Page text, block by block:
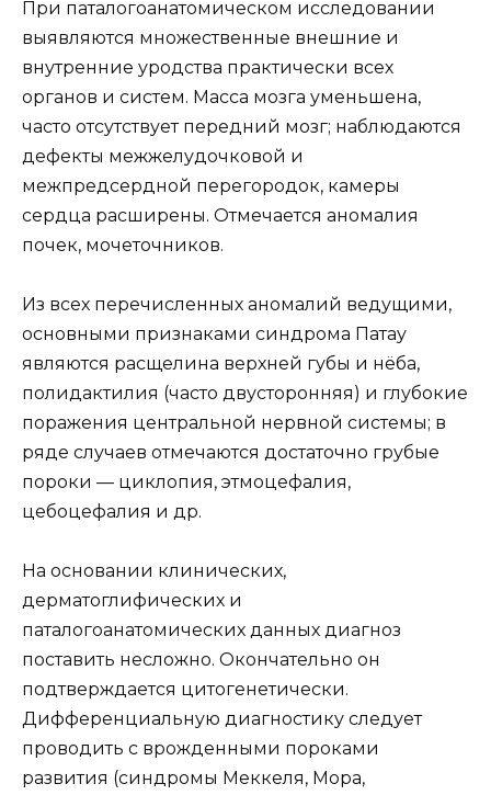
При паталогоанатомическом исследовании
выявляются множественные внешние и
внутренние уродства практически всех
органов и систем. Масса мозга уменьшена,
часто отсутствует передний мозг; наблюдаются
дефекты межжелудочковой и
межпредсердной перегородок, камеры
сердца расширены. Отмечается аномалия
почек, мочеточников.
Из всех перечисленных аномалий ведущими,
основными признаками синдрома Патау
являются расщелина верхней губы и нёба,
полидактилия (часто двусторонняя) и глубокие
поражения центральной нервной системы; в
ряде случаев отмечаются достаточно грубые
пороки — циклопия, этмоцефалия,
цебоцефалия и др.
На основании клинических,
дерматоглифических и
паталогоанатомических данных диагноз
поставить несложно. Окончательно он
подтверждается цитогенетически.
Дифференциальную диагностику следует
проводить с врожденными пороками
развития (синдромы Меккеля, Мора,